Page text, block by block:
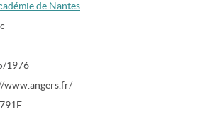
de Nantes
1976
www.angers.fr/